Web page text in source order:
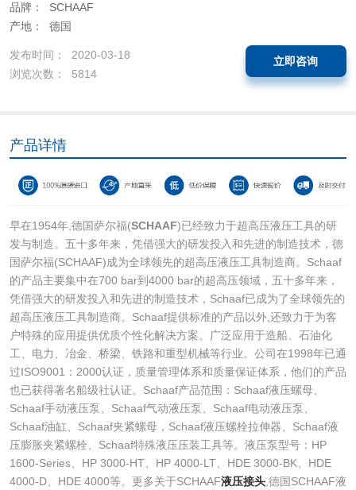
品牌： SCHAAF
产地： 德国
发布时间： 2020-03-18
浏览次数： 5814
立即咨询
产品详情
早在1954年,德国萨尔福(SCHAAF)已经致力于超高压液压工具的研
发与制造。五十多年来，凭借强大的研发投入和先进的制造技术，德
国萨尔福(SCHAAF)成为全球领先的超高压液压工具制造商。Schaaf
的产品主要集中在700 bar到4000 bar的超高压领域，五十多年来，
凭借强大的研发投入和先进的制造技术，Schaaf已成为了全球领先的
超高压液压工具制造商。Schaaf提供标准的产品以外,还致力于为客
户特殊的应用提供优质个性化解决方案。广泛应用于造船、石油化
工、电力、冶金、桥梁、铁路和重型机械等行业。公司在1998年已通
过ISO9001：2000认证，质量管理体系和质量保证体系，他们的产品
也已获得著名船级社认证。Schaaf产品范围：Schaaf液压螺母、
Schaaf手动液压泵、Schaaf气动液压泵、Schaaf电动液压泵、
Schaaf油缸、Schaaf夹紧螺母，Schaaf液压螺栓拉伸器、Schaaf液
压膨胀夹紧螺栓、Schaaf特殊液压压装工具等。液压泵型号：HP
1600-Series、HP 3000-HT、HP 4000-LT、HDE 3000-BK、HDE
4000-D、HDE 4000等。更多关于SCHAAF液压接头,德国SCHAAF液